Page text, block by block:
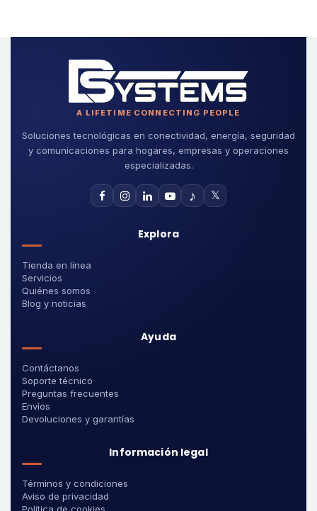
A LIFETIME CONNECTING PEOPLE
Soluciones tecnológicas en conectividad, energía, seguridad
y comunicaciones para hogares, empresas y operaciones
especializadas.
♪ 𝕏
Explora
Tienda en línea
Servicios
Quiénes somos
Blog y noticias
Ayuda
Contáctanos
Soporte técnico
Preguntas frecuentes
Envíos
Devoluciones y garantías
Información legal
Términos y condiciones
Aviso de privacidad